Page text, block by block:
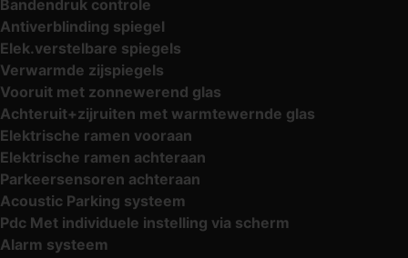
Bandendruk controle
Antiverblinding spiegel
Elek.verstelbare spiegels
Verwarmde zijspiegels
Vooruit met zonnewerend glas
Achteruit+zijruiten met warmtewernde glas
Elektrische ramen vooraan
Elektrische ramen achteraan
Parkeersensoren achteraan
Acoustic Parking systeem
Pdc Met individuele instelling via scherm
Alarm systeem